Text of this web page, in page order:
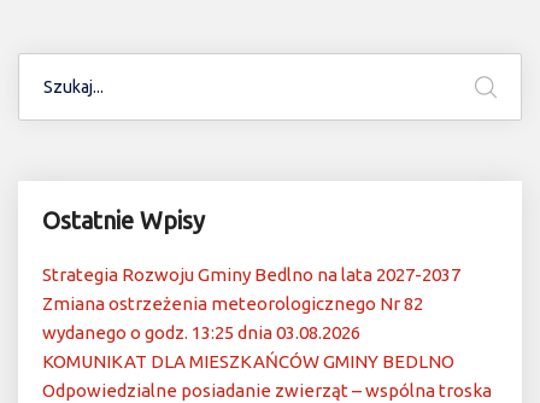
Ostatnie Wpisy
Strategia Rozwoju Gminy Bedlno na lata 2027-2037
Zmiana ostrzeżenia meteorologicznego Nr 82
wydanego o godz. 13:25 dnia 03.08.2026
KOMUNIKAT DLA MIESZKAŃCÓW GMINY BEDLNO
Odpowiedzialne posiadanie zwierząt – wspólna troska